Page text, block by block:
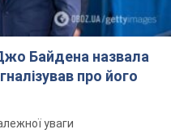
Байдена назвала
про його
уваги